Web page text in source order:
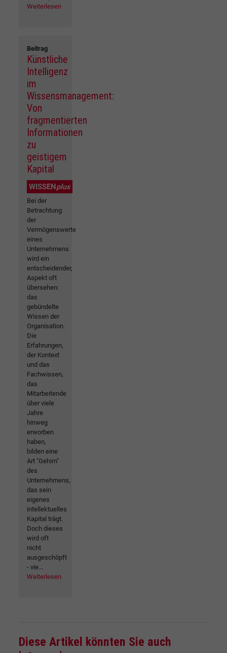
Weiterlesen
Beitrag
Künstliche
Intelligenz
im
Wissensmanagement:
Von
fragmentierten
Informationen
zu
geistigem
Kapital
WISSEN plus
Bei der
Betrachtung
der
Vermögenswerte
eines
Unternehmens
wird ein
entscheidender,
Aspekt oft
übersehen:
das
gebündelte
Wissen der
Organisation.
Die
Erfahrungen,
der Kontext
und das
Fachwissen,
das
Mitarbeitende
über viele
Jahre
hinweg
erworben
haben,
bilden eine
Art "Gehirn"
des
Unternehmens,
das sein
eigenes
intellektuelles
Kapital trägt.
Doch dieses
wird oft
nicht
ausgeschöpft
- vie...
Weiterlesen
Diese Artikel könnten Sie auch